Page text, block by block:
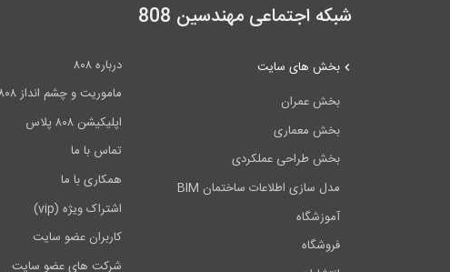
شبکه اجتماعی مهندسین 808
درباره ۸۰۸
ماموریت و چشم انداز ۸۰۸
اپلیکیشن ۸۰۸ پلاس
تماس با ما
همکاری با ما
اشتراک ویژه (vip)
کاربران عضو سایت
شرکت های عضو سایت
بخش های سایت
بخش عمران
بخش معماری
بخش طراحی عملکردی
مدل سازی اطلاعات ساختمان BIM
آموزشگاه
فروشگاه